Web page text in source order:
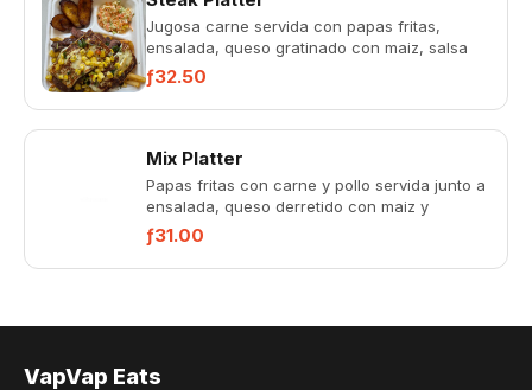
Jugosa carne servida con papas fritas,
ensalada, queso gratinado con maiz, salsa
de ajo y chimichurri.
ƒ32.50
Mix Platter
Papas fritas con carne y pollo servida junto a
ensalada, queso derretido con maiz y
chimichurri.
ƒ31.00
VapVap Eats